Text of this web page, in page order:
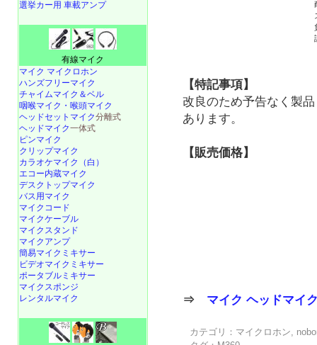
【特記事項】
改良のため予告なく製
あります。
【販売価格】
⇒ マイク ヘッドマイ
カテゴリ： マイクロホン,
選挙カー用 車載アンプ
有線マイク
マイク マイクロホン
ハンズフリーマイク
チャイムマイク＆ベル
咽喉マイク・喉頭マイク
ヘッドセットマイク分離式
ヘッドマイク一体式
ピンマイク
クリップマイク
カラオケマイク（白）
エコー内蔵マイク
デスクトップマイク
バス用マイク
マイクコード
マイクケーブル
マイクスタンド
マイクアンプ
簡易マイクミキサー
ビデオマイクミキサー
ポータブルミキサー
マイクスポンジ
レンタルマイク